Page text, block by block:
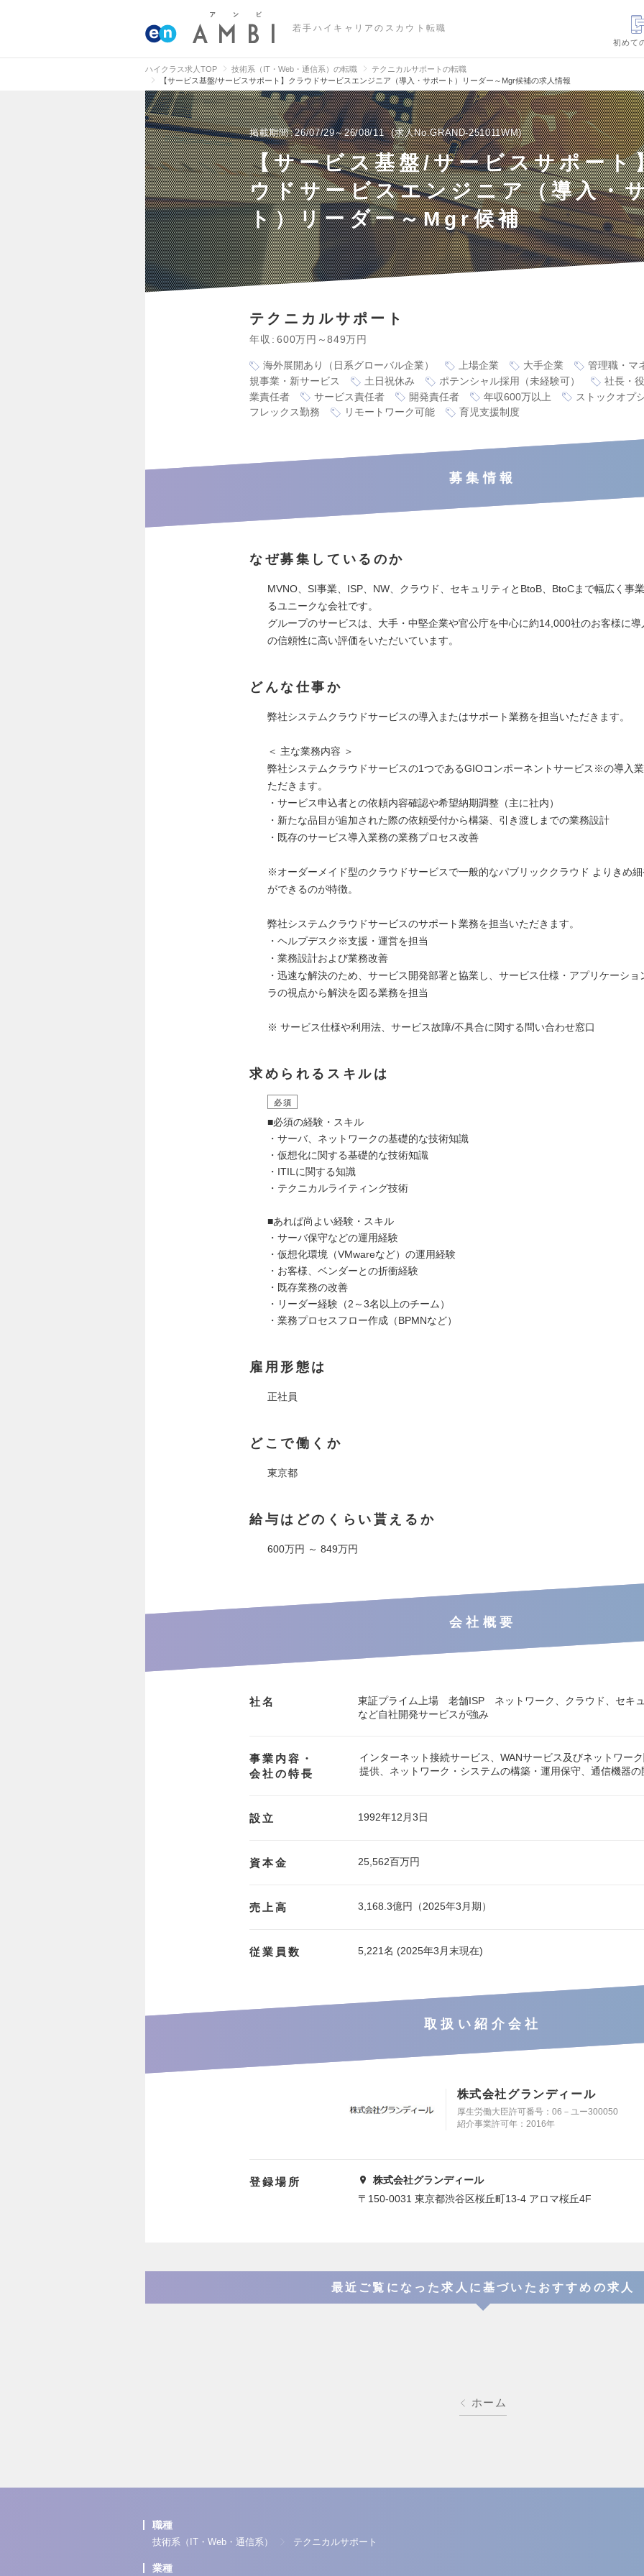
若手ハイキャリアのスカウト転職
初めて
ハイクラス求人TOP 技術系（IT・Web・通信系）の転職
テクニカルサポートの転職
【サービス基盤/サービスサポート】クラウドサービスエンジニア（導入・サポート）リーダー～Mgr候補の求人情報
掲載期間 26/07/29～26/08/11 求人No.GRAND-251011WM
【サービス基盤/サービスサポート
ウドサービスエンジニア（導入・
ト）リーダー～Mgr候補
テクニカルサポート
年収 600万円～849万円
海外展開あり（日系グローバル企業） 上場企業 大手企業 管理職・マ
規事業・新サービス
土日祝休み ポテンシャル採用（未経験可） 社長・
業責任者
サービス責任者 開発責任者 年収600万以上
ストックオプ
フレックス勤務
リモートワーク可能 育児支援制度
募集情報
なぜ募集しているのか
MVNO、SI事業、ISP、NW、クラウド、セキュリティとBtoB、BtoCまで幅広く事
るユニークな会社です。
グループのサービスは、大手・中堅企業や官公庁を中心に約14,000社のお客様に導
の信頼性に高い評価をいただいています。
どんな仕事か
弊社システムクラウドサービスの導入またはサポート業務を担当いただきます。
＜ 主な業務内容 ＞
弊社システムクラウドサービスの1つであるGIOコンポーネントサービス※の導入
ただきます。
・サービス申込者との依頼内容確認や希望納期調整（主に社内）
・新たな品目が追加された際の依頼受付から構築、引き渡しまでの業務設計
・既存のサービス導入業務の業務プロセス改善
※オーダーメイド型のクラウドサービスで一般的なパブリッククラウド よりきめ
ができるのが特徴。
弊社システムクラウドサービスのサポート業務を担当いただきます。
・ヘルプデスク※支援・運営を担当
・業務設計および業務改善
・迅速な解決のため、サービス開発部署と協業し、サービス仕様・アプリケーショ
ラの視点から解決を図る業務を担当
※ サービス仕様や利用法、サービス故障/不具合に関する問い合わせ窓口
求められるスキルは
必須
■必須の経験・スキル
・サーバ、ネットワークの基礎的な技術知識
・仮想化に関する基礎的な技術知識
・ITILに関する知識
・テクニカルライティング技術
■あれば尚よい経験・スキル
・サーバ保守などの運用経験
・仮想化環境（VMwareなど）の運用経験
・お客様、ベンダーとの折衝経験
・既存業務の改善
・リーダー経験（2～3名以上のチーム）
・業務プロセスフロー作成（BPMNなど）
雇用形態は
正社員
どこで働くか
東京都
給与はどのくらい貰えるか
600万円 ～ 849万円
会社概要
社名
東証プライム上場 老舗ISP ネットワーク、クラウド、セキ
など自社開発サービスが強み
事業内容・
会社の特長
インターネット接続サービス、WANサービス及びネットワー
提供、ネットワーク・システムの構築・運用保守、通信機器の
設立 1992年12月3日
資本金 25,562百万円
売上高 3,168.3億円（2025年3月期）
従業員数 5,221名 (2025年3月末現在)
取扱い紹介会社
株式会社グランディール
厚生労働大臣許可番号：06－ユー300050
紹介事業許可年：2016年
登録場所
株式会社グランディール
〒150-0031 東京都渋谷区桜丘町13-4 アロマ桜丘4F
最近ご覧になった求人に基づいたおすすめの求人
ホーム
職種
技術系（IT・Web・通信系） テクニカルサポート
業種